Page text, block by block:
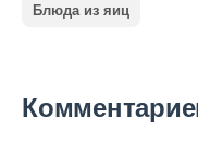
Блюда из яиц